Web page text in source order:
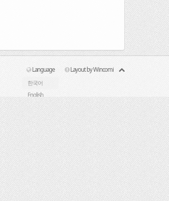
Language
한국어
English
Layout by Wincomi